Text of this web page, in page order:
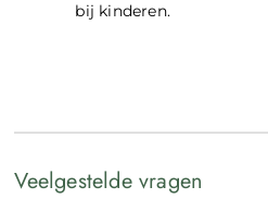
bij kinderen.
Veelgestelde vragen